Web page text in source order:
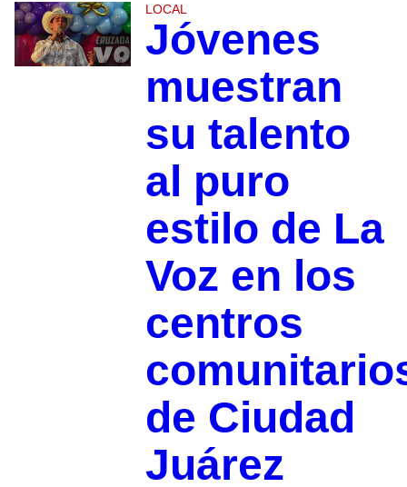
LOCAL
Jóvenes
muestran
su talento
al puro
estilo de La
Voz en los
centros
de Ciudad
Juárez